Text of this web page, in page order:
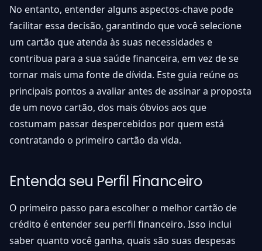
No entanto, entender alguns aspectos-chave pode
facilitar essa decisão, garantindo que você selecione
um cartão que atenda às suas necessidades e
contribua para a sua saúde financeira, em vez de se
tornar mais uma fonte de dívida. Este guia reúne os
principais pontos a avaliar antes de assinar a proposta
de um novo cartão, dos mais óbvios aos que
costumam passar despercebidos por quem está
contratando o primeiro cartão da vida.
Entenda seu Perfil Financeiro
O primeiro passo para escolher o melhor cartão de
crédito é entender seu perfil financeiro. Isso inclui
saber quanto você ganha, quais são suas despesas